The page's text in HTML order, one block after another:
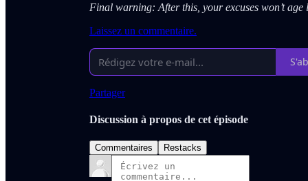
Final warning: After this, your excuses won’t age
Laissez un commentaire.
Partager
Discussion à propos de cet épisode
Commentaires Restacks